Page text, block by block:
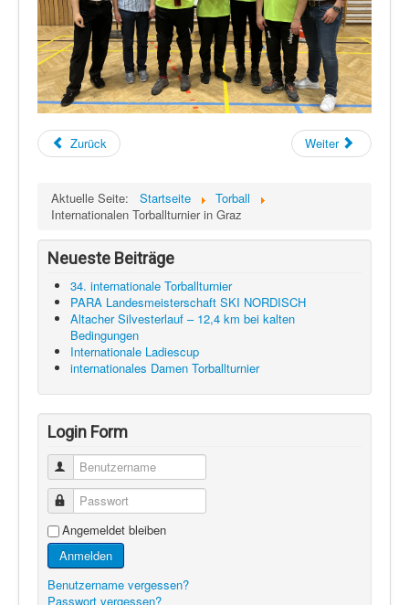
Zurück Weiter
Aktuelle Seite: Startseite
Torball
Internationalen Torballturnier in Graz
Neueste Beiträge
34. internationale Torballturnier
PARA Landesmeisterschaft SKI NORDISCH
Altacher Silvesterlauf – 12,4 km bei kalten
Bedingungen
Internationale Ladiescup
internationales Damen Torballturnier
Login Form
Benutzername
Passwort
Angemeldet bleiben
Anmelden
Benutzername vergessen?
Passwort vergessen?